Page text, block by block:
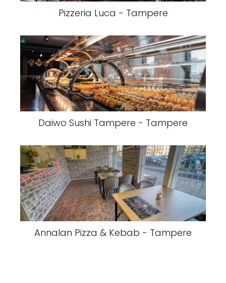
Pizzeria Luca - Tampere
Daiwo Sushi Tampere - Tampere
Annalan Pizza & Kebab - Tampere